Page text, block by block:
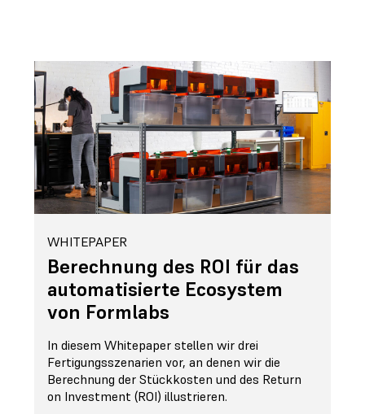
WHITEPAPER
Berechnung des ROI für das
automatisierte Ecosystem
von Formlabs
In diesem Whitepaper stellen wir drei
Fertigungsszenarien vor, an denen wir die
Berechnung der Stückkosten und des Return
on Investment (ROI) illustrieren.